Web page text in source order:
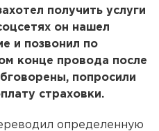
получить услуги
он нашел
и позвонил по
конце провода после
попросили
страховки.
определенную